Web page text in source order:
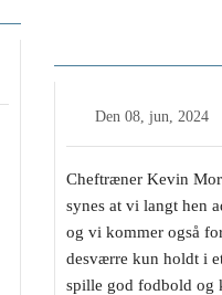
Den 08, jun, 2024
Cheftræner Kevin
synes at vi langt hen
og vi kommer også
desværre kun holdt i
spille god fodbold og